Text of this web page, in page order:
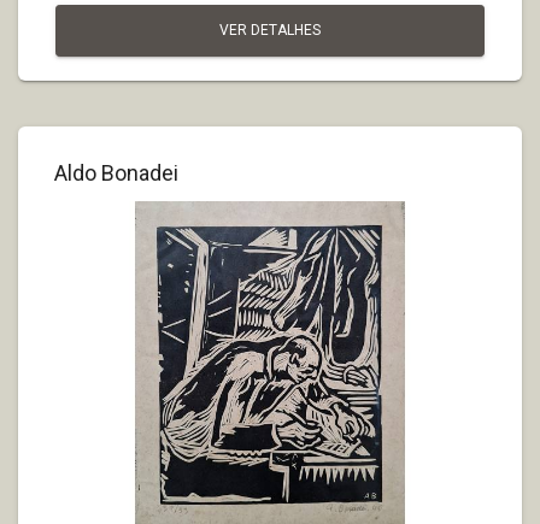
VER DETALHES
Aldo Bonadei